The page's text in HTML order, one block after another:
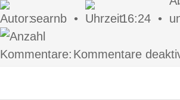
searnb • 16:24 •
Kommentare